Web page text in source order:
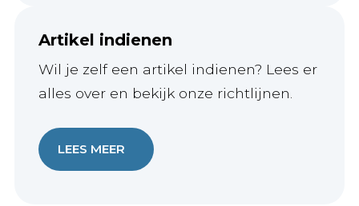
Artikel indienen
Wil je zelf een artikel indienen? Lees er
alles over en bekijk onze richtlijnen.
LEES MEER